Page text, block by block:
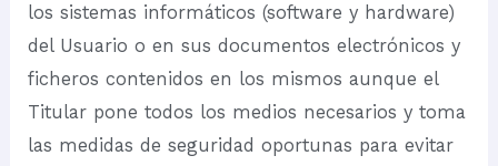
los sistemas informáticos (software y hardware)
del Usuario o en sus documentos electrónicos y
ficheros contenidos en los mismos aunque el
Titular pone todos los medios necesarios y toma
las medidas de seguridad oportunas para evitar